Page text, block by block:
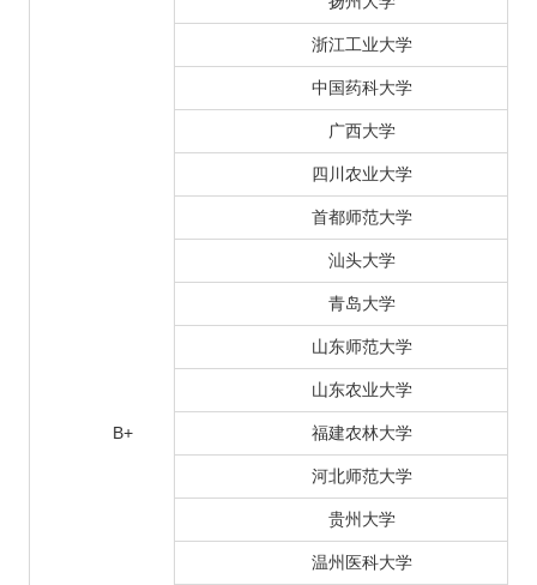
B+
浙江工业大学
中国药科大学
广西大学
四川农业大学
首都师范大学
汕头大学
青岛大学
山东师范大学
山东农业大学
福建农林大学
河北师范大学
贵州大学
温州医科大学